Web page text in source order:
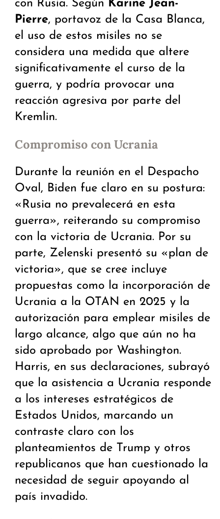
con Rusia. Según Karine Jean-
Pierre, portavoz de la Casa Blanca,
el uso de estos misiles no se
considera una medida que altere
significativamente el curso de la
guerra, y podría provocar una
reacción agresiva por parte del
Kremlin.
Compromiso con Ucrania
Durante la reunión en el Despacho
Oval, Biden fue claro en su postura:
«Rusia no prevalecerá en esta
guerra», reiterando su compromiso
con la victoria de Ucrania. Por su
parte, Zelenski presentó su «plan de
victoria», que se cree incluye
propuestas como la incorporación de
Ucrania a la OTAN en 2025 y la
autorización para emplear misiles de
largo alcance, algo que aún no ha
sido aprobado por Washington.
Harris, en sus declaraciones, subrayó
que la asistencia a Ucrania responde
a los intereses estratégicos de
Estados Unidos, marcando un
contraste claro con los
planteamientos de Trump y otros
republicanos que han cuestionado la
necesidad de seguir apoyando al
país invadido.